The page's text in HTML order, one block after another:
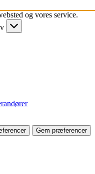
og vores service.
Gem præferencer